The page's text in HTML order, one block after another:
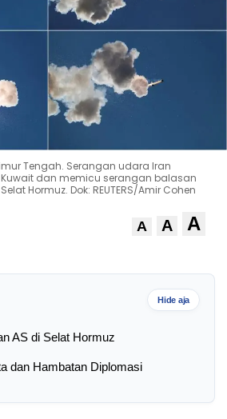
Tengah. Serangan udara Iran
dan memicu serangan balasan
Hormuz. Dok: REUTERS/Amir Cohen
A A A
Hide aja
AS di Selat Hormuz
dan Hambatan Diplomasi